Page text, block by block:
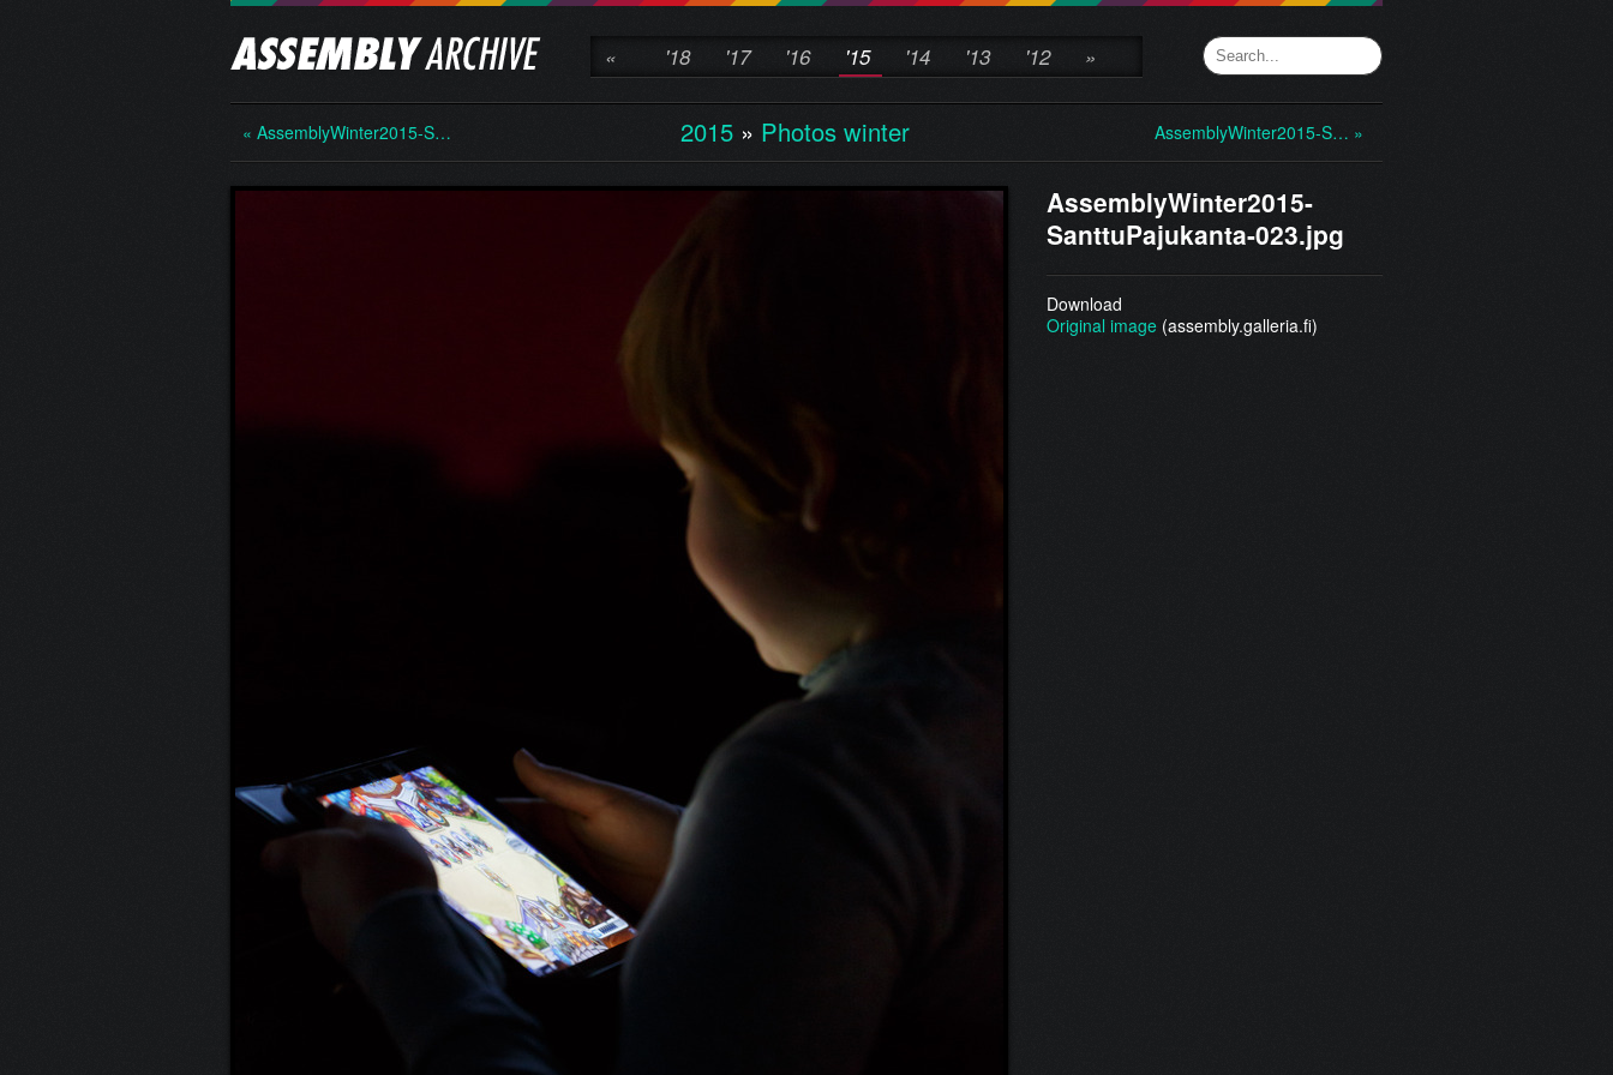
« '18 '17 '16 '15 '14 '13 '12 »
« AssemblyWinter2015-S… 2015» Photos winter AssemblyWinter2015-S… »
AssemblyWinter2015-
SanttuPajukanta-023.jpg
Download
Original image (assembly.galleria.fi)